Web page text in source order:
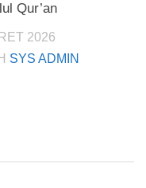
Qur’an
2026
SYS ADMIN